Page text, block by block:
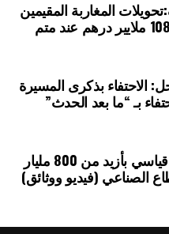
ويضم الاتفاق حالياً 85 طرفاً متعاقداً، يشملون 111 دولة، وهو ما
في العالم.
ويكيميديا كومنز (المُلك
المغاربة المقيمين
بالخارج تفوق 108 ملايير درهم عند متم
الاحتفاء بذكرى المسيرة
بـ “ما بعد الحدث”
رقم معاملات قياسي بأزيد من 800 مليار
الصناعي (فيديو ووثائق)